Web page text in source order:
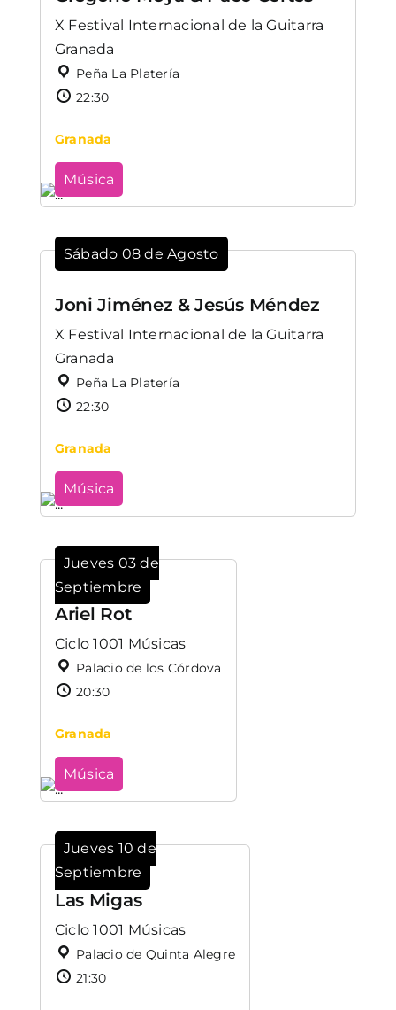
X Festival Internacional de la Guitarra
Granada
Peña La Platería
22:30
Granada
Música
Sábado 08 de Agosto
Joni Jiménez & Jesús Méndez
X Festival Internacional de la Guitarra
Granada
Peña La Platería
22:30
Granada
Música
Jueves 03 de
Septiembre
Ariel Rot
Ciclo 1001 Músicas
Palacio de los Córdova
20:30
Granada
Música
Jueves 10 de
Septiembre
Las Migas
Ciclo 1001 Músicas
Palacio de Quinta Alegre
21:30